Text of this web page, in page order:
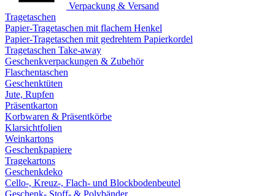
Verpackung & Versand
Tragetaschen
Papier-Tragetaschen mit flachem Henkel
Papier-Tragetaschen mit gedrehtem Papierkordel
Tragetaschen Take-away
Geschenkverpackungen & Zubehör
Flaschentaschen
Geschenktüten
Jute, Rupfen
Präsentkarton
Korbwaren & Präsentkörbe
Klarsichtfolien
Weinkartons
Geschenkpapiere
Tragekartons
Geschenkdeko
Cello-, Kreuz-, Flach- und Blockbodenbeutel